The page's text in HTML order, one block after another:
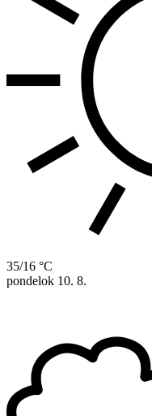
35/16 °C
pondelok 10. 8.